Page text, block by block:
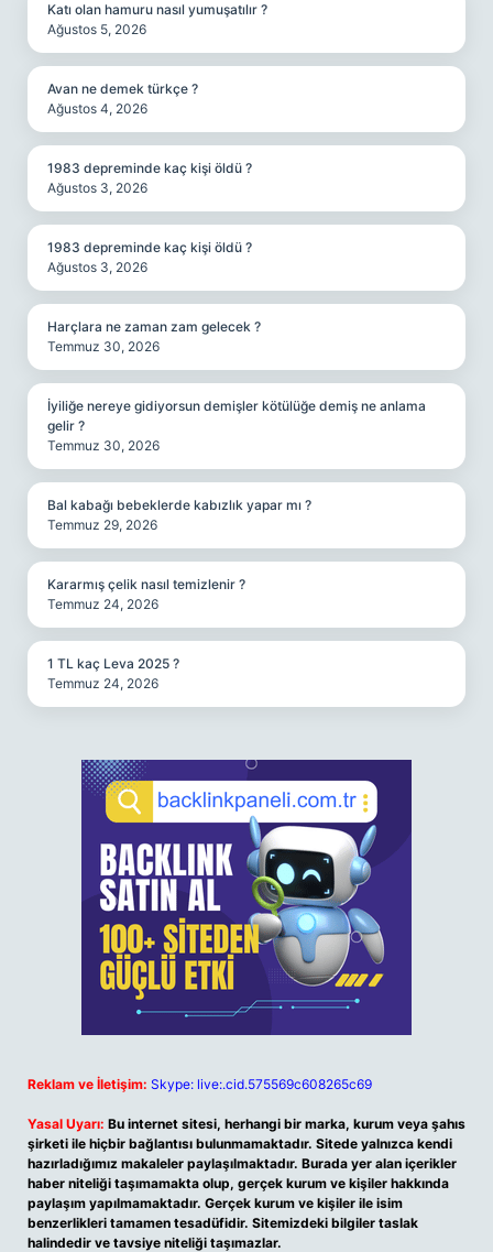
Katı olan hamuru nasıl yumuşatılır ?
Ağustos 5, 2026
Avan ne demek türkçe ?
Ağustos 4, 2026
1983 depreminde kaç kişi öldü ?
Ağustos 3, 2026
1983 depreminde kaç kişi öldü ?
Ağustos 3, 2026
Harçlara ne zaman zam gelecek ?
Temmuz 30, 2026
İyiliğe nereye gidiyorsun demişler kötülüğe demiş ne anlama
gelir ?
Temmuz 30, 2026
Bal kabağı bebeklerde kabızlık yapar mı ?
Temmuz 29, 2026
Kararmış çelik nasıl temizlenir ?
Temmuz 24, 2026
1 TL kaç Leva 2025 ?
Temmuz 24, 2026
Reklam ve İletişim: Skype: live:.cid.575569c608265c69
Yasal Uyarı: Bu internet sitesi, herhangi bir marka, kurum veya şahıs
şirketi ile hiçbir bağlantısı bulunmamaktadır. Sitede yalnızca kendi
hazırladığımız makaleler paylaşılmaktadır. Burada yer alan içerikler
haber niteliği taşımamakta olup, gerçek kurum ve kişiler hakkında
paylaşım yapılmamaktadır. Gerçek kurum ve kişiler ile isim
benzerlikleri tamamen tesadüfidir. Sitemizdeki bilgiler taslak
halindedir ve tavsiye niteliği taşımazlar.